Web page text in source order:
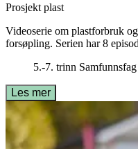
Prosjekt plast
Videoserie om plastforbruk
forsøpling. Serien har 8
5.-7. trinn Samfunnsfag
Les mer